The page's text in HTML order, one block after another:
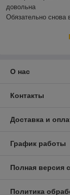
довольна
Обязательно снова
О нас
Контакты
Доставка и
График работы
Полная версия
Политика